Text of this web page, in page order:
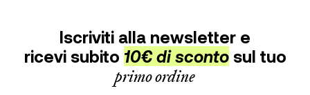
Iscriviti alla newsletter e
ricevi subito 10€ di scontosul tuo
primo ordine